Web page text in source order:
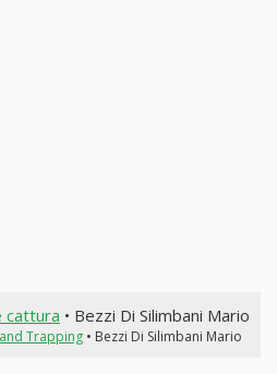
cattura • Bezzi Di Silimbani Mario
Trapping• Bezzi Di Silimbani Mario